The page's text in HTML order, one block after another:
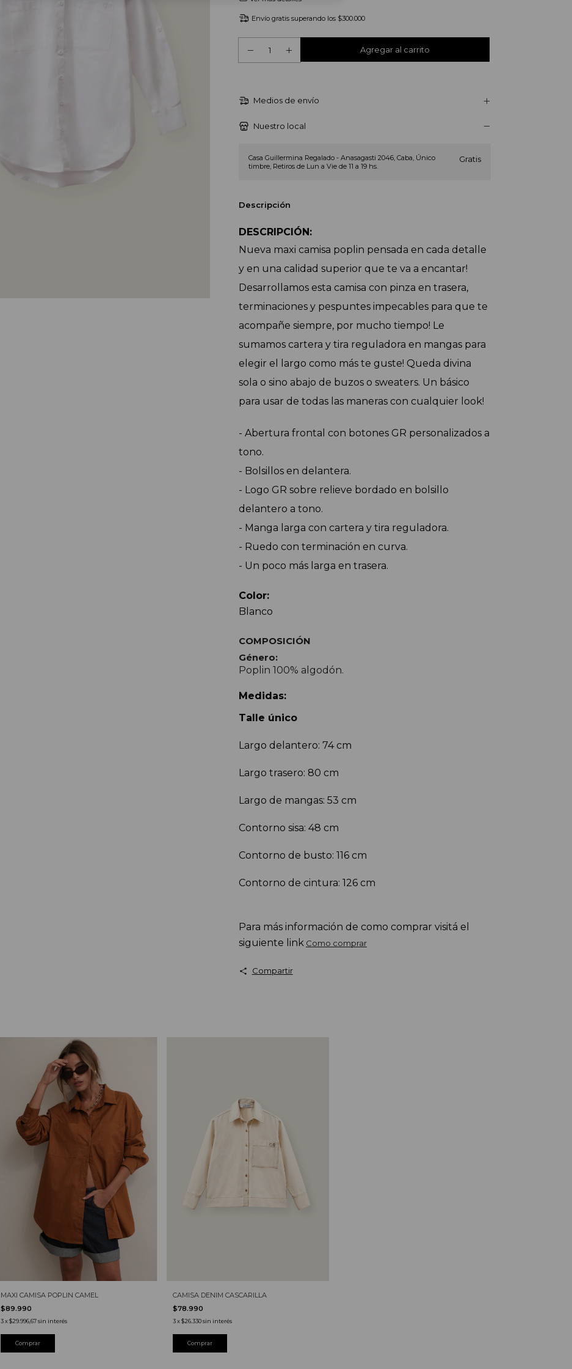
Envío gratis superando los $300.000
Medios de envío
Nuestro local
Casa Guillermina Regalado - Anasagasti 2046, Caba, Único
timbre, Retiros de Lun a Vie de 11 a 19 hs.
Gratis
Descripción
DESCRIPCIÓN:
Nueva maxi camisa poplin pensada en cada detalle
y en una calidad superior que te va a encantar!
Desarrollamos esta camisa con pinza en trasera,
terminaciones y pespuntes impecables para que te
acompañe siempre, por mucho tiempo! Le
sumamos cartera y tira reguladora en mangas para
elegir el largo como más te guste! Queda divina
sola o sino abajo de buzos o sweaters. Un básico
para usar de todas las maneras con cualquier look!
- Abertura frontal con botones GR personalizados a
tono.
- Bolsillos en delantera.
- Logo GR sobre relieve bordado en bolsillo
delantero a tono.
- Manga larga con cartera y tira reguladora.
- Ruedo con terminación en curva.
- Un poco más larga en trasera.
Color:
Blanco
COMPOSICIÓN
Género:
Poplin 100% algodón.
Medidas:
Talle único
Largo delantero: 74 cm
Largo trasero: 80 cm
Largo de mangas: 53 cm
Contorno sisa: 48 cm
Contorno de busto: 116 cm
Contorno de cintura: 126 cm
Para más información de como comprar visitá el
siguiente link Como comprar
Compartir
MAXI CAMISA POPLIN CAMEL
$89.990
3 x$29.996,67 sin interés
CAMISA DENIM CASCARILLA
$78.990
3 x$26.330 sin interés